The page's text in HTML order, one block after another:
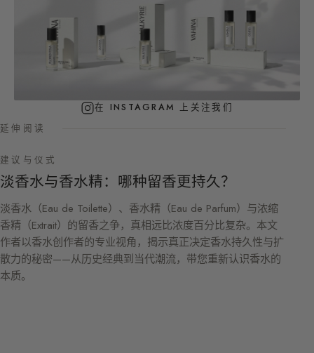
在 INSTAGRAM 上关注我们
延伸阅读
建议与仪式
淡香水与香水精：哪种留香更持久？
淡香水（Eau de Toilette）、香水精（Eau de Parfum）与浓缩
香精（Extrait）的留香之争，真相远比浓度百分比复杂。本文
作者以香水创作者的专业视角，揭示真正决定香水持久性与扩
散力的秘密——从历史经典到当代潮流，带您重新认识香水的
本质。